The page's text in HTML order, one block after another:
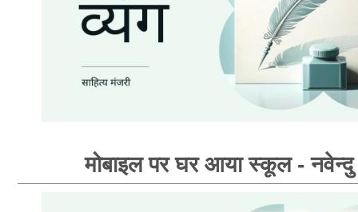
मोबाइल पर घर आया स्कूल - नवेन्दु